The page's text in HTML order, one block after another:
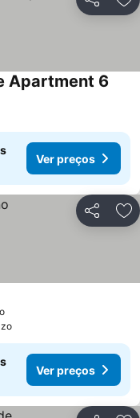
Partilhar
Apartment 6
Ver preços
Partilhar
Ver preços